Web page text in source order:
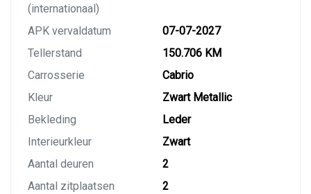
(internationaal)
APK vervaldatum
07-07-2027
Tellerstand
150.706 KM
Carrosserie
Cabrio
Kleur
Zwart Metallic
Bekleding
Leder
Interieurkleur
Zwart
Aantal deuren
2
Aantal zitplaatsen
2